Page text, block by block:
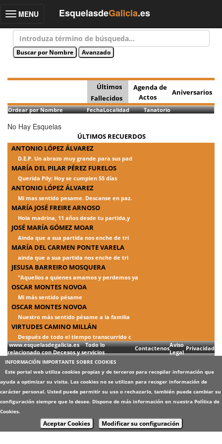
Toggle
MENU EsquelasdeGalicia.es
Últimos
Fallecidos
Agenda de
Actos
Aniversarios
Ordear por Nombre FechaLocalidad Tanatorio
No Hay Esquelas
ÚLTIMOS RECUERDOS
ANTONIO LÓPEZ ÁLVAREZ
D.E.P. Un abrazo muy grande para sus pad
MARÍA DEL PILAR PÉREZ FURELOS
Querida Pily: Hoy se cumplen 55 días
ANTONIO LÓPEZ ÁLVAREZ
Mi mas sentido pesame. Descanse en paz.
MARÍA JOSÉ FREIRE ARNOSO
Hola madrina, 11 años desde tu partida,y
JOSÉ MARÍA GÓMEZ MOAR
Ainda que a sua partida nos enche de tri
MARÍA DEL CARMEN PONTE VARELA
ainda que a sua partida nos enche de tri
JESUSA BARREIRO MOSQUERA
"Aquellos a quienes amamos y perdemos ya
OSCAR MONTES NOVOA
Mi más sentido pésame
OSCAR MONTES NOVOA
Nuestro más sentido pésame a la familia
VIRTUDES CAMINO MILLÁN
Después de todo el tiempo transcurrido c
www.esquelasdegalicia.es Todo lo
relacionado con Decesos y servicios
ContactenosAviso
Legal
Privacidad
INFORMACIÓN IMPORTANTE SOBRE COOKIES
Este portal web utiliza cookies propias y de terceros para recopilar información que
ayuda a optimizar su visita. Las cookies no se utilizan para recoger información de
carácter personal. Usted puede permitir su uso o rechazarlo, también puede cambiar su
configuración siempre que lo desee. Dispone de más información en nuestra Política de
Cookies.